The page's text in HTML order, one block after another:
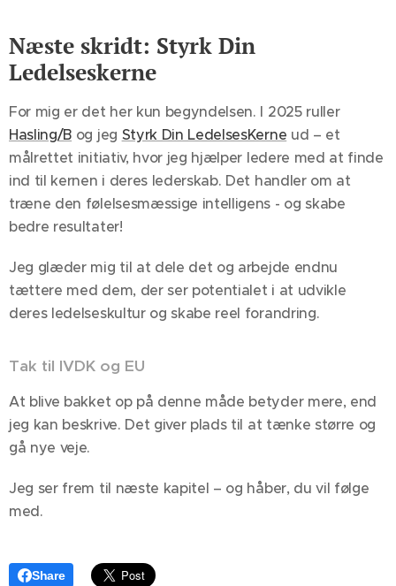
Næste skridt: Styrk Din
Ledelseskerne
For mig er det her kun begyndelsen. I 2025 ruller
Hasling/B og jeg Styrk Din LedelsesKerne ud – et
målrettet initiativ, hvor jeg hjælper ledere med at finde
ind til kernen i deres lederskab. Det handler om at
træne den følelsesmæssige intelligens - og skabe
bedre resultater!
Jeg glæder mig til at dele det og arbejde endnu
tættere med dem, der ser potentialet i at udvikle
deres ledelseskultur og skabe reel forandring.
Tak til IVDK og EU
At blive bakket op på denne måde betyder mere, end
jeg kan beskrive. Det giver plads til at tænke større og
gå nye veje.
Jeg ser frem til næste kapitel – og håber, du vil følge
med.
Share